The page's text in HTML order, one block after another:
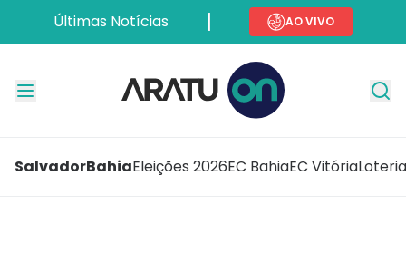
Últimas Notícias AO VIVO
SalvadorBahiaEleições 2026EC BahiaEC Vitória